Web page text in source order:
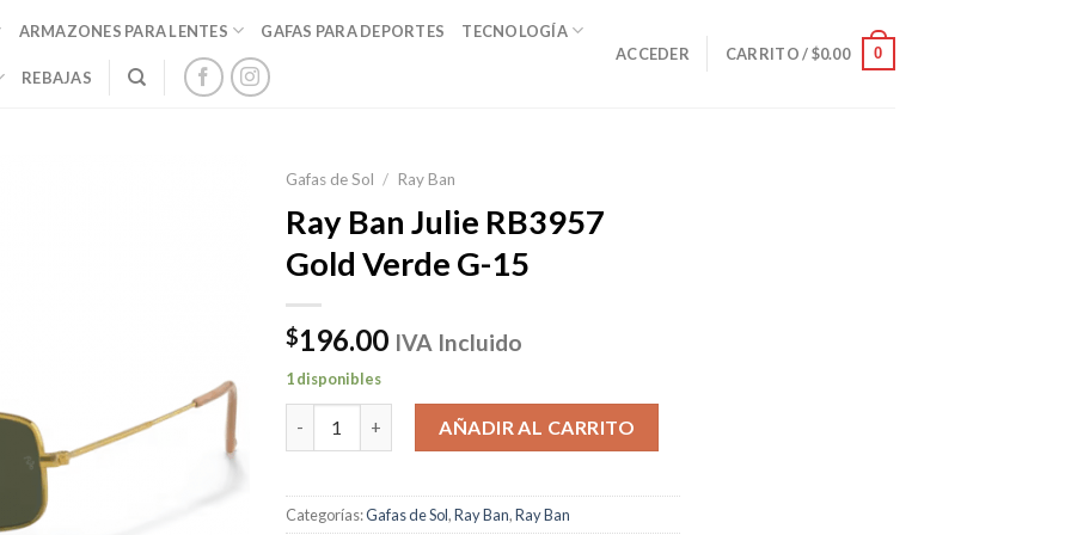
ARMAZONES PARA LENTES GAFAS PARA DEPORTES TECNOLOGÍA
REBAJAS
ACCEDER CARRITO /$0.00 0
Gafas de Sol / Ray Ban
Ray Ban Julie RB3957
Gold Verde G-15
$196.00 IVA Incluido
1 disponibles
Ray Ban Julie RB3957 Gold Verde G-15 cantidad
AÑADIR AL CARRITO
Categorías:Gafas de Sol,Ray Ban,Ray Ban